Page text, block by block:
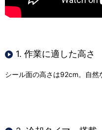
1. 作業に適した高さ
シール面の高さは92cm。自然